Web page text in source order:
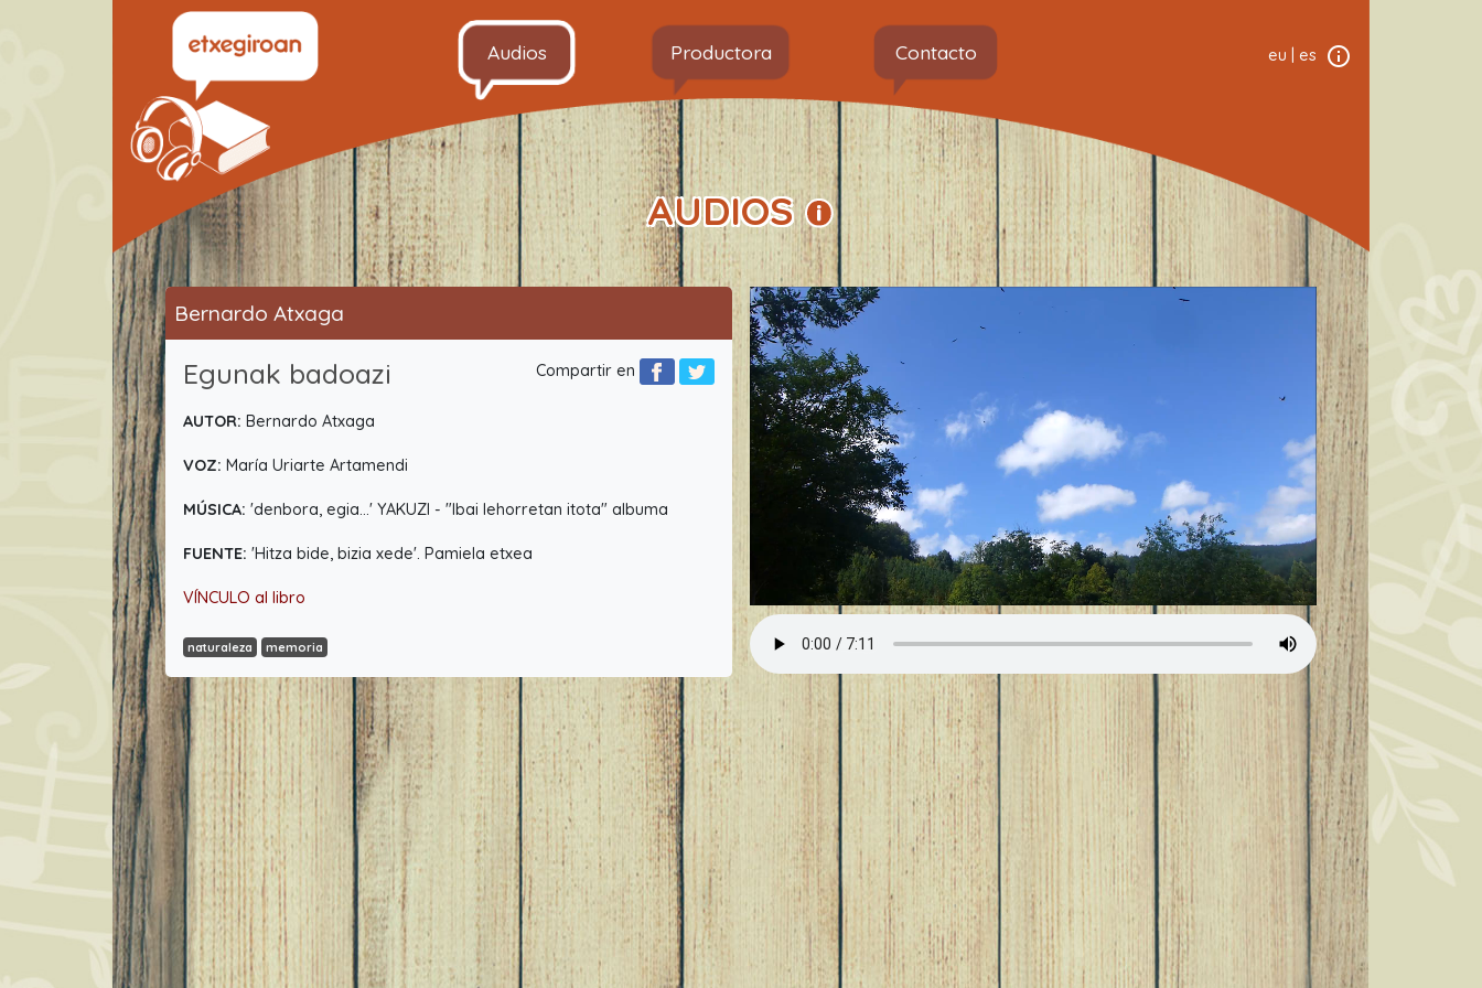
Audios Productora Contacto eu es
AUDIOS
Bernardo Atxaga
Compartir en
Egunak badoazi
AUTOR: Bernardo Atxaga
VOZ: María Uriarte Artamendi
MÚSICA: 'denbora, egia...' YAKUZI - "Ibai lehorretan itota" albuma
FUENTE: 'Hitza bide, bizia xede'. Pamiela etxea
VÍNCULO al libro
naturaleza memoria